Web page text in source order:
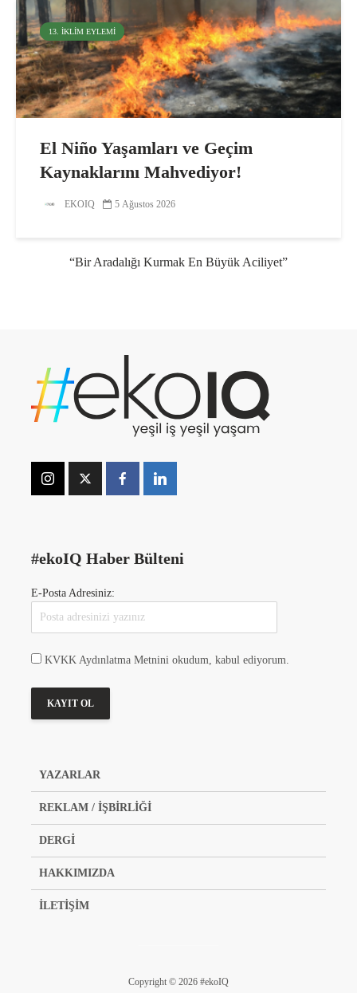
13. İKLIM EYLEMI
El Niño Yaşamları ve Geçim
Kaynaklarını Mahvediyor!
EKOIQ 5 Ağustos 2026
“Bir Aradalığı Kurmak En Büyük Aciliyet”
#ekoIQ Haber Bülteni
E-Posta Adresiniz:
KVKK Aydınlatma Metnini okudum, kabul ediyorum.
YAZARLAR
REKLAM / İŞBİRLİĞİ
DERGİ
HAKKIMIZDA
İLETİŞİM
Copyright © 2026 #ekoIQ